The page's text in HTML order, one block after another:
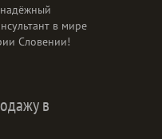
надёжный
в мире
Словении!
в